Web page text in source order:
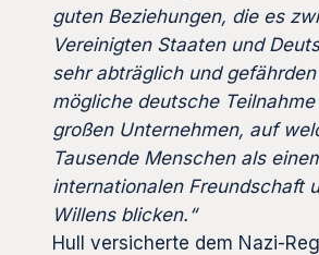
guten Beziehungen, die es
Vereinigten Staaten und
sehr abträglich und
mögliche deutsche
großen Unternehmen, auf
Tausende Menschen als
internationalen Freundschaft
Willens blicken.“
Hull versicherte dem Nazi-